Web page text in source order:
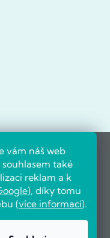
vám náš web
také
reklam a k
), díky tomu
(více informací).